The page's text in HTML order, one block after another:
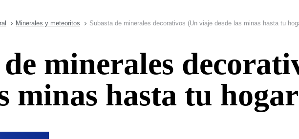
Minerales y meteoritos Subasta de minerales decorativos (Un viaje desde las minas hasta tu
minerales
minas hasta tu